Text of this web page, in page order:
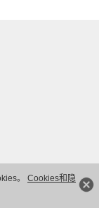
。 Cookies和隐